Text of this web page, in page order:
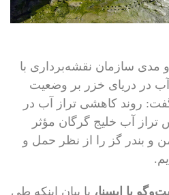
مدی سازمان نقشه‌برداری با
آب در دریای خزر بر وضعیت
روند کاهشی تراز آب در
تراز آب خلیج گرگان مؤثر
و بندر گز را از نظر حمل و
با ایسنا، با بیان اینکه طی